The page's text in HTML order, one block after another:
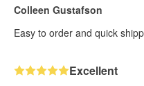
Colleen Gustafson
Easy to order and quick
Excellent